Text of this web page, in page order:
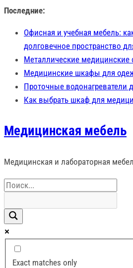
Перейти
содержимому
Последние:
Офисная и учебная мебель:
долговечное пространство
Металлические медицинские
Медицинские шкафы для
Проточные водонагреватели
Как выбрать шкаф для
Медицинская мебель
Медицинская и лабораторная
Exact matches only